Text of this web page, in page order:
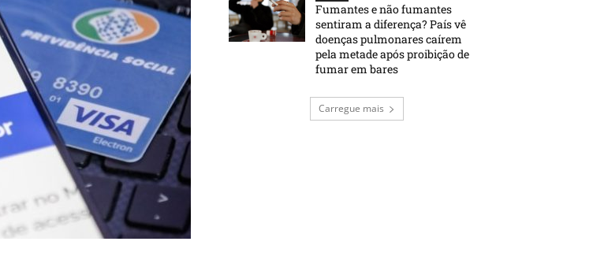
Fumantes e não fumantes
sentiram a diferença? País vê
doenças pulmonares caírem
pela metade após proibição de
fumar em bares
Carregue mais